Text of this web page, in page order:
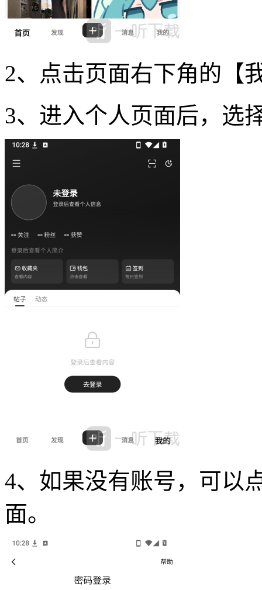
2、点击页面右下角的【
3、进入个人页面后，选
4、如果没有账号，可以
面。